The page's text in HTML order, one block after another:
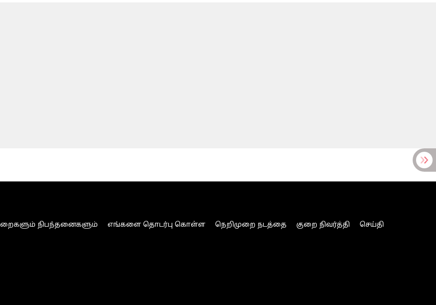
நிபந்தனைகளும் எங்களை தொடர்பு கொள்ள நெறிமுறை நடத்தை குறை நிவர்த்தி
செய்தி